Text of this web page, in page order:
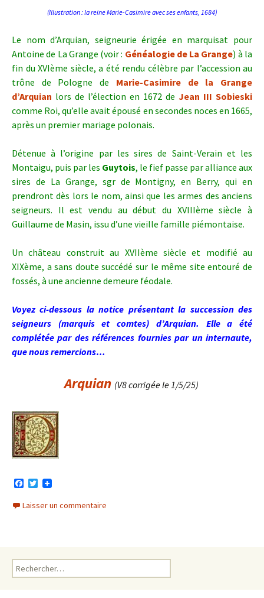
(Illustration : la reine Marie-Casimire avec ses enfants, 1684)
Le nom d’Arquian, seigneurie érigée en marquisat pour
Antoine de La Grange (voir : Généalogie de La Grange) à la
fin du XVIème siècle, a été rendu célèbre par l’accession au
trône de Pologne de Marie-Casimire de la Grange
d’Arquian lors de l’élection en 1672 de Jean III Sobieski
comme Roi, qu’elle avait épousé en secondes noces en 1665,
après un premier mariage polonais.
Détenue à l’origine par les sires de Saint-Verain et les
Montaigu, puis par les Guytois, le fief passe par alliance aux
sires de La Grange, sgr de Montigny, en Berry, qui en
prendront dès lors le nom, ainsi que les armes des anciens
seigneurs. Il est vendu au début du XVIIIème siècle à
Guillaume de Masin, issu d’une vieille famille piémontaise.
Un château construit au XVIIème siècle et modifié au
XIXème, a sans doute succédé sur le même site entouré de
fossés, à une ancienne demeure féodale.
Voyez ci-dessous la notice présentant la succession des
seigneurs (marquis et comtes) d’Arquian. Elle a été
complétée par des références fournies par un internaute,
que nous remercions…
Arquian (V8 corrigée le 1/5/25)
c
e
T
i
t
Laisser un commentaire
Rechercher :